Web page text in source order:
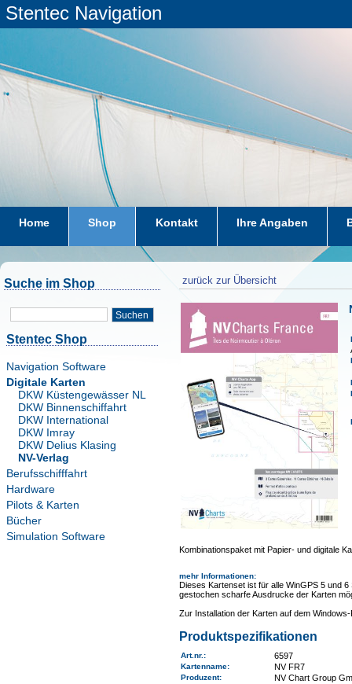
Stentec Navigation
Home Shop Kontakt Ihre Angaben
Suche im Shop
Suchen
Stentec Shop
Navigation Software
Digitale Karten
DKW Küstengewässer NL
DKW Binnenschiffahrt
DKW International
DKW Imray
DKW Delius Klasing
NV-Verlag
Berufsschifffahrt
Hardware
Pilots & Karten
Bücher
Simulation Software
zurück zur Übersicht
Kombinationspaket mit Papier- und digitale
mehr Informationen:
Dieses Kartenset ist für alle WinGPS 5 und
gestochen scharfe Ausdrucke der Karten
Zur Installation der Karten auf dem
Produktspezifikationen
Art.nr. : 6597
Kartenname: NV FR7
Produzent: NV Chart Group